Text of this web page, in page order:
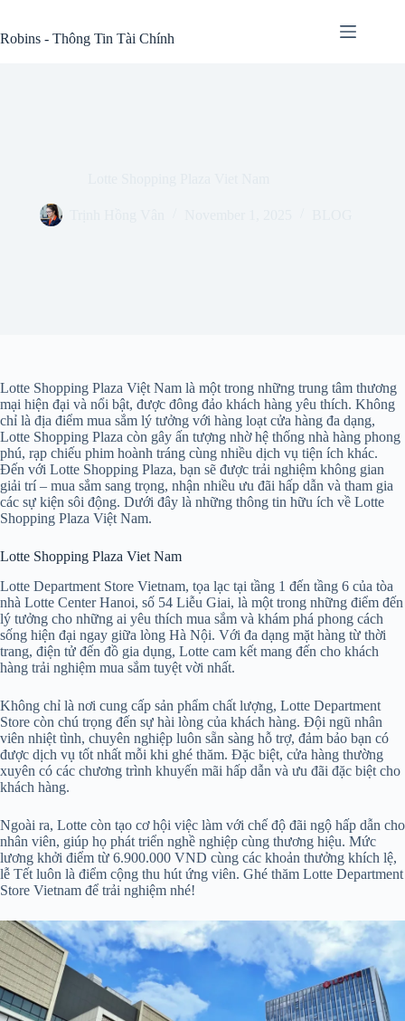
content
Robins - Thông Tin Tài Chính
Lotte Shopping Plaza Việt Nam là một trong những trung tâm thương
mại hiện đại và nổi bật, được đông đảo khách hàng yêu thích. Không
chỉ là địa điểm mua sắm lý tưởng với hàng loạt cửa hàng đa dạng,
Lotte Shopping Plaza còn gây ấn tượng nhờ hệ thống nhà hàng phong
phú, rạp chiếu phim hoành tráng cùng nhiều dịch vụ tiện ích khác.
Đến với Lotte Shopping Plaza, bạn sẽ được trải nghiệm không gian
giải trí – mua sắm sang trọng, nhận nhiều ưu đãi hấp dẫn và tham gia
các sự kiện sôi động. Dưới đây là những thông tin hữu ích về Lotte
Shopping Plaza Việt Nam.
Lotte Shopping Plaza Viet Nam
Lotte Department Store Vietnam, tọa lạc tại tầng 1 đến tầng 6 của tòa
nhà Lotte Center Hanoi, số 54 Liễu Giai, là một trong những điểm đến
lý tưởng cho những ai yêu thích mua sắm và khám phá phong cách
sống hiện đại ngay giữa lòng Hà Nội. Với đa dạng mặt hàng từ thời
trang, điện tử đến đồ gia dụng, Lotte cam kết mang đến cho khách
hàng trải nghiệm mua sắm tuyệt vời nhất.
Không chỉ là nơi cung cấp sản phẩm chất lượng, Lotte Department
Store còn chú trọng đến sự hài lòng của khách hàng. Đội ngũ nhân
viên nhiệt tình, chuyên nghiệp luôn sẵn sàng hỗ trợ, đảm bảo bạn có
được dịch vụ tốt nhất mỗi khi ghé thăm. Đặc biệt, cửa hàng thường
xuyên có các chương trình khuyến mãi hấp dẫn và ưu đãi đặc biệt cho
khách hàng.
Ngoài ra, Lotte còn tạo cơ hội việc làm với chế độ đãi ngộ hấp dẫn cho
nhân viên, giúp họ phát triển nghề nghiệp cùng thương hiệu. Mức
lương khởi điểm từ 6.900.000 VND cùng các khoản thưởng khích lệ,
lễ Tết luôn là điểm cộng thu hút ứng viên. Ghé thăm Lotte Department
Store Vietnam để trải nghiệm nhé!